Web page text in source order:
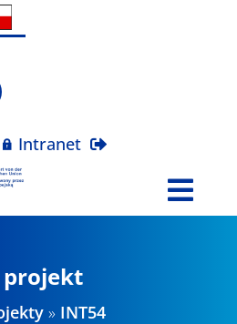
Intranet
» INT54